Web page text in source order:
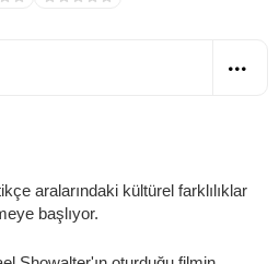
aralarındaki kültürel farklılıklar
başlıyor.